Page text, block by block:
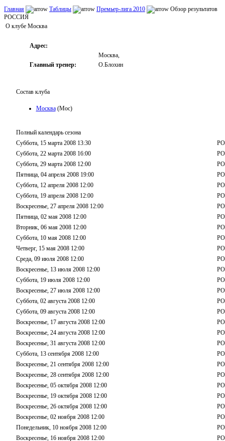
Главная Таблицы Премьер-лига 2010
Обзор результатов
РОССИЯ
О клубе Москва
Адрес:
Москва,
Главный тренер:
О.Блохин
Состав клуба
Москва(Мос)
Полный календарь сезона
Суббота, 15 марта 2008 13:30
Суббота, 22 марта 2008 16:00
Суббота, 29 марта 2008 12:00
Пятница, 04 апреля 2008 19:00
Суббота, 12 апреля 2008 12:00
Суббота, 19 апреля 2008 12:00
Воскресенье, 27 апреля 2008 12:00
Пятница, 02 мая 2008 12:00
Вторник, 06 мая 2008 12:00
Суббота, 10 мая 2008 12:00
Четверг, 15 мая 2008 12:00
Среда, 09 июля 2008 12:00
Воскресенье, 13 июля 2008 12:00
Суббота, 19 июля 2008 12:00
Воскресенье, 27 июля 2008 12:00
Суббота, 02 августа 2008 12:00
Суббота, 09 августа 2008 12:00
Воскресенье, 17 августа 2008 12:00
Воскресенье, 24 августа 2008 12:00
Воскресенье, 31 августа 2008 12:00
Суббота, 13 сентября 2008 12:00
Воскресенье, 21 сентября 2008 12:00
Воскресенье, 28 сентября 2008 12:00
Воскресенье, 05 октября 2008 12:00
Воскресенье, 19 октября 2008 12:00
Воскресенье, 26 октября 2008 12:00
Воскресенье, 02 ноября 2008 12:00
Понедельник, 10 ноября 2008 12:00
Воскресенье, 16 ноября 2008 12:00